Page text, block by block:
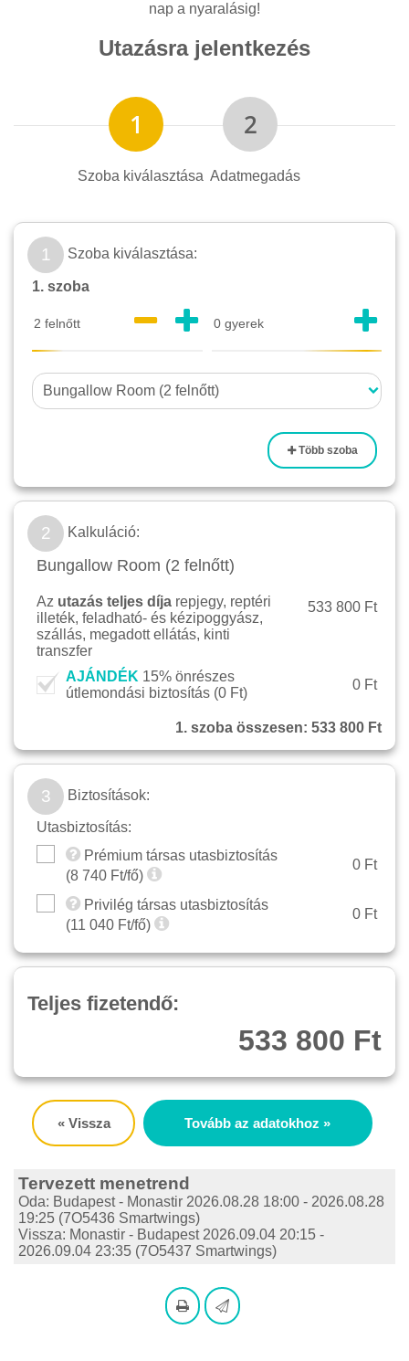
nap a nyaralásig!
Utazásra jelentkezés
Szoba kiválasztása Adatmegadás
1 Szoba kiválasztása:
1. szoba
Több szoba
2 Kalkuláció:
Bungallow Room (2 felnőtt)
Az utazás teljes díja repjegy, reptéri
illeték, feladható- és kézipoggyász,
szállás, megadott ellátás, kinti
transzfer
533 800 Ft
AJÁNDÉK 15% önrészes
útlemondási biztosítás (0 Ft)
0 Ft
1. szoba összesen: 533 800 Ft
3 Biztosítások:
Utasbiztosítás:
Prémium társas utasbiztosítás
(8 740 Ft/fő)
0 Ft
Privilég társas utasbiztosítás
(11 040 Ft/fő)
0 Ft
Teljes fizetendő:
533 800 Ft
« Vissza Tovább az adatokhoz »
Tervezett menetrend
Oda: Budapest - Monastir 2026.08.28 18:00 - 2026.08.28
19:25 (7O5436 Smartwings)
Vissza: Monastir - Budapest 2026.09.04 20:15 -
2026.09.04 23:35 (7O5437 Smartwings)